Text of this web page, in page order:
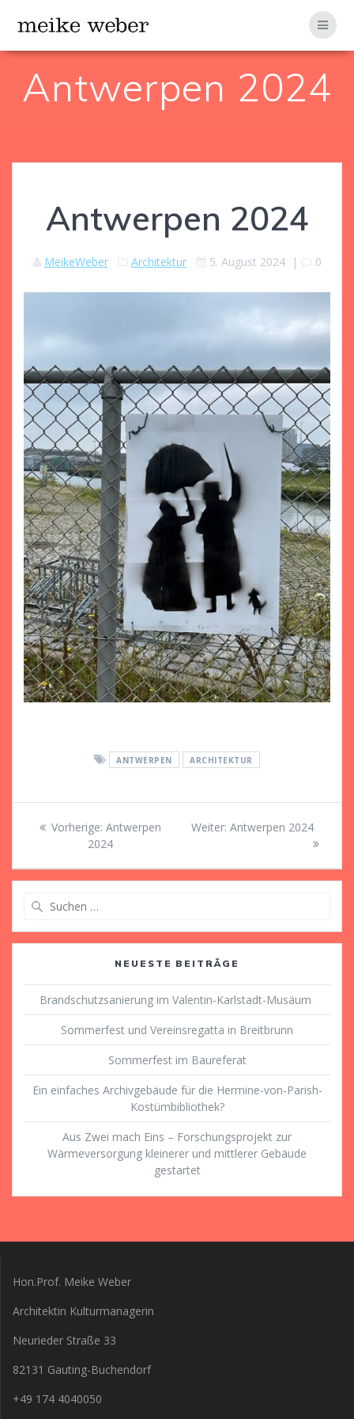
Antwerpen 2024
Antwerpen 2024
MeikeWeber Architektur 5. August 2024| 0
ANTWERPEN ARCHITEKTUR
Beitragsnavigation
Vorherige: Vorheriger
Beitrag:
Antwerpen
2024
Weiter: Nächster
Antwerpen 2024
NEUESTE BEITRÄGE
Brandschutzsanierung im Valentin-Karlstadt-Musäum
Sommerfest und Vereinsregatta in Breitbrunn
Sommerfest im Baureferat
Ein einfaches Archivgebäude für die Hermine-von-Parish-
Kostümbibliothek?
Aus Zwei mach Eins – Forschungsprojekt zur
Wärmeversorgung kleinerer und mittlerer Gebäude
gestartet
Hon.Prof. Meike Weber
Architektin Kulturmanagerin
Neurieder Straße 33
82131 Gauting-Buchendorf
+49 174 4040050